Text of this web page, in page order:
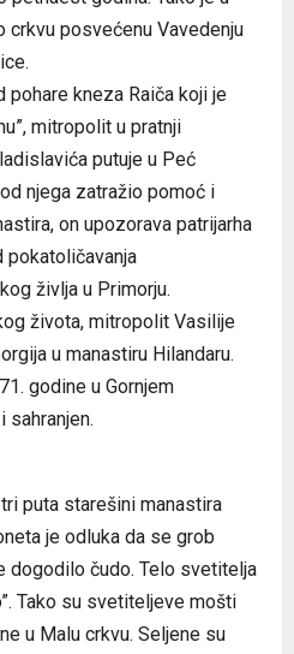
crkvu posvećenu Vavedenju
kneza Raiča koji je
mitropolit u pratnji
putuje u Peć
njega zatražio pomoć i
on upozorava patrijarha
pokatoličavanja
življa u Primorju.
života, mitropolit Vasilije
u manastiru Hilandaru.
godine u Gornjem
sahranjen.
puta starešini manastira
je odluka da se grob
dogodilo čudo. Telo svetitelja
Tako su svetiteljeve mošti
u Malu crkvu. Seljene su